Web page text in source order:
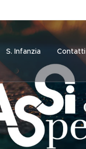
S. Infanzia Contatti